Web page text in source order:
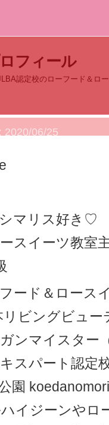
フィール
認定校のローフード＆ロ
2020/06/25
マリス好き♡
スイーツ教
ード＆ロース
リビングビュー
ンマイスター
スパート認定
園
イジーンやロ